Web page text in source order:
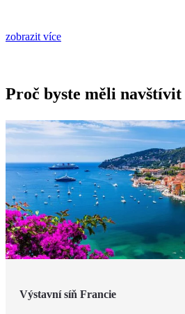
zobrazit více
Proč byste měli
Výstavní síň Francie